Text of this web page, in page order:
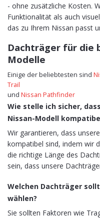
- ohne zusätzliche Kosten.
Funktionalität als auch
das zu Ihrem Nissan passt
Dachträger für die
Modelle
Einige der beliebtesten sind
Trail
und Nissan Pathfinder
Wie stelle ich sicher,
Nissan-Modell
Wir garantieren, dass
kompatibel sind, indem wir
die richtige Länge des
sein, dass unsere
Welchen Dachträger
wählen?
Sie sollten Faktoren wie